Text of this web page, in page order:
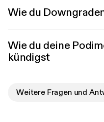
Wie du
Wie du deine
kündigst
Weitere Fragen und